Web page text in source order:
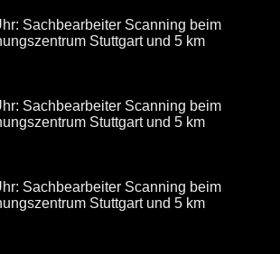
Sachbearbeiter Scanning beim
Stuttgart und 5 km
Sachbearbeiter Scanning beim
Stuttgart und 5 km
Sachbearbeiter Scanning beim
Stuttgart und 5 km